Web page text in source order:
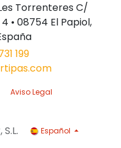
Torrenteres C/
• 08754 El Papiol,
199
Aviso Legal
Español